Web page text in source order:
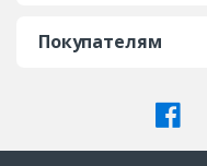
Покупателям